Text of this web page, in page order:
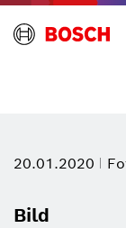
20.01.2020
Bild